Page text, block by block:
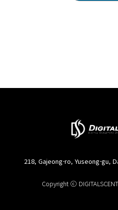
218, Gajeong-ro, Yuseong-gu,
Copyright ⓒ